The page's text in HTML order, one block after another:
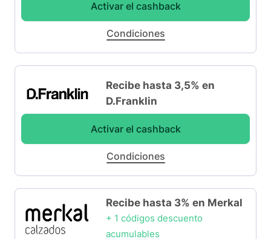
Activar el cashback
Condiciones
Recibe hasta 3,5% en
D.Franklin
Activar el cashback
Condiciones
Recibe hasta 3% en Merkal
+ 1 códigos descuento
acumulables